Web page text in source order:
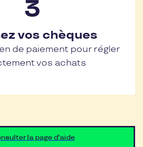
vos chèques
de paiement pour régler
vos achats
la page d'aide